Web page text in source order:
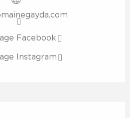
Facebook
Instagram